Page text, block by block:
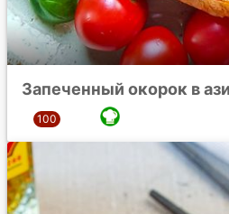
Запеченный окорок в